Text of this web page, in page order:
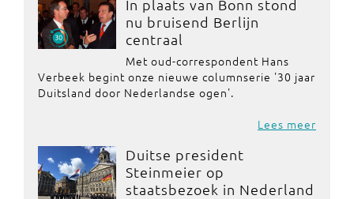
In plaats van Bonn stond
nu bruisend Berlijn
centraal
Met oud-correspondent Hans
Verbeek begint onze nieuwe columnserie '30 jaar
Duitsland door Nederlandse ogen'.
Lees meer
Duitse president
Steinmeier op
staatsbezoek in Nederland